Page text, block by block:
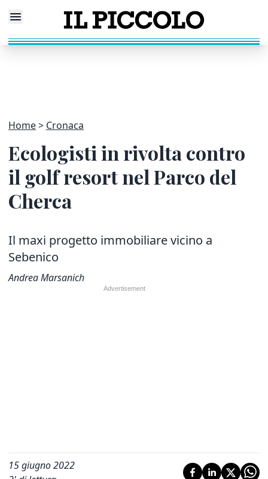
Home Cronaca
Ecologisti in rivolta contro
il golf resort nel Parco del
Cherca
Il maxi progetto immobiliare vicino a
Sebenico
Andrea Marsanich
15 giugno 2022